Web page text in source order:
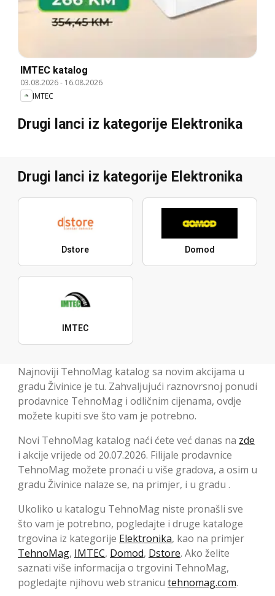
IMTEC katalog
03.08.2026- 16.08.2026
IMTEC
Drugi lanci iz kategorije Elektronika
Drugi lanci iz kategorije Elektronika
Dstore Domod
IMTEC
Najnoviji TehnoMag katalog sa novim akcijama u
gradu Živinice je tu. Zahvaljujući raznovrsnoj ponudi
prodavnice TehnoMag i odličnim cijenama, ovdje
možete kupiti sve što vam je potrebno.
Novi TehnoMag katalog naći ćete već danas na zde
i akcije vrijede od 20.07.2026. Filijale prodavnice
TehnoMag možete pronaći u više gradova, a osim u
gradu Živinice nalaze se, na primjer, i u gradu .
Ukoliko u katalogu TehnoMag niste pronašli sve
što vam je potrebno, pogledajte i druge kataloge
trgovina iz kategorije Elektronika, kao na primjer
TehnoMag, IMTEC, Domod, Dstore. Ako želite
saznati više informacija o trgovini TehnoMag,
pogledajte njihovu web stranicu tehnomag.com.